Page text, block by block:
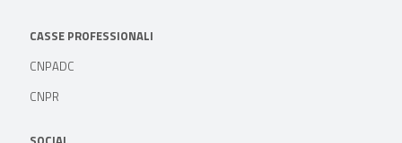
CASSE PROFESSIONALI
CNPADC
CNPR